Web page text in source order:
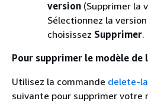
version (Supprimer la
Sélectionnez la
choisissez Supprimer.
Pour supprimer le modèle de
Utilisez la commande delete-
suivante pour supprimer votre